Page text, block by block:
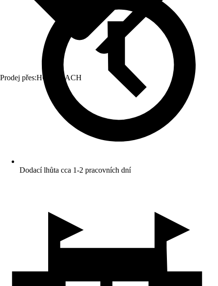
Prodej přes:HORNBACH
Dodací lhůta cca 1-2 pracovních dní